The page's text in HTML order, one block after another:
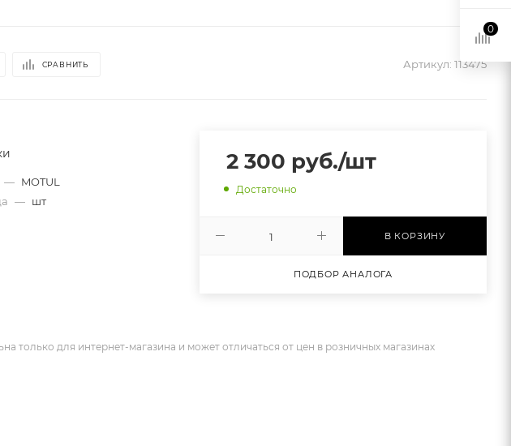
СРАВНИТЬ Артикул: 113475
— MOTUL
— шт
2 300 руб./шт
Достаточно
В КОРЗИНУ
ПОДБОР АНАЛОГА
только для интернет-магазина и может отличаться от цен в розничных магазинах
0